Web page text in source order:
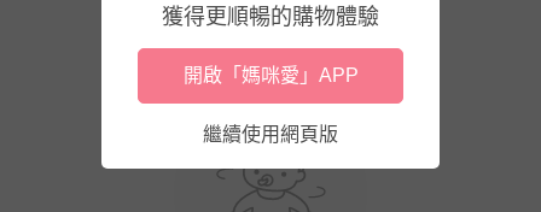
獲得更順暢的購物體驗
開啟「媽咪愛」APP
繼續使用網頁版